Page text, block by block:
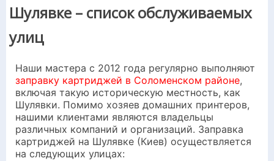
Шулявке – список обслуживаемых
улиц
Наши мастера с 2012 года регулярно выполняют
заправку картриджей в Соломенском районе,
включая такую историческую местность, как
Шулявки. Помимо хозяев домашних принтеров,
нашими клиентами являются владельцы
различных компаний и организаций. Заправка
картриджей на Шулявке (Киев) осуществляется
на следующих улицах: